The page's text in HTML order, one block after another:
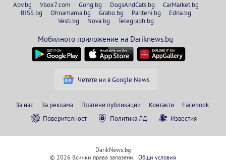
Abv.bg Vbox7.com Gong.bg DogsAndCats.bg
CarMarket.bg
BISS.bg
Ohnamama.bg Grabo.bg Pariteni.bg
Edna.bg
Vesti.bg
Nova.bg Telegraph.bg
Мобилното приложение на Dariknews.bg
Четете ни в Google News
За нас За реклама Платени публикации Контакти
Facebook
Поверителност
Политика ЛД Известия
DarikNews.bg
© 2026 Всички права запазени. Общи условия